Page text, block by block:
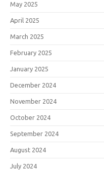
May 2025
April 2025
March 2025
February 2025
January 2025
December 2024
November 2024
October 2024
September 2024
August 2024
July 2024